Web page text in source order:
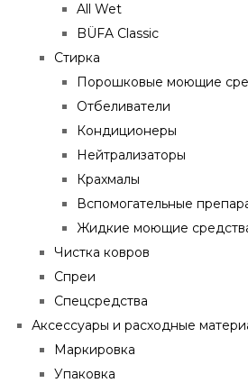
All Wet
BÜFA Classic
Стирка
Порошковые моющие
Отбеливатели
Кондиционеры
Нейтрализаторы
Крахмалы
Вспомогательные
Жидкие моющие
Чистка ковров
Спреи
Спецсредства
Аксессуары и расходные
Маркировка
Упаковка